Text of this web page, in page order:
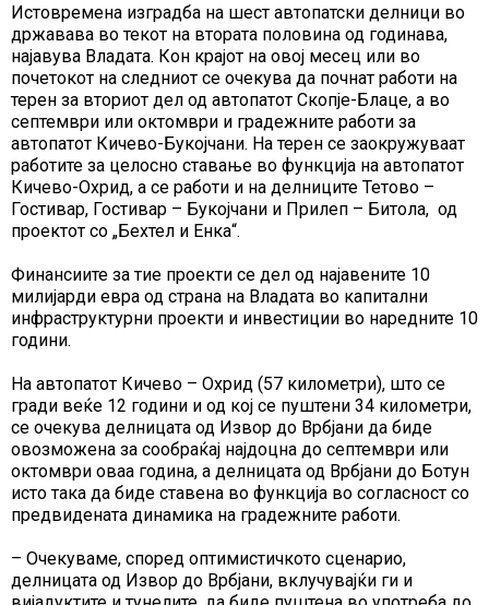
Истовремена изградба на шест автопатски делници во
државава во текот на втората половина од годинава,
најавува Владата. Кон крајот на овој месец или во
почетокот на следниот се очекува да почнат работи на
терен за вториот дел од автопатот Скопје-Блаце, а во
септември или октомври и градежните работи за
автопатот Кичево-Букојчани. На терен се заокружуваат
работите за целосно ставање во функција на автопатот
Кичево-Охрид, а се работи и на делниците Тетово –
Гостивар, Гостивар – Букојчани и Прилеп – Битола, од
проектот со „Бехтел и Енка“.
Финансиите за тие проекти се дел од најавените 10
милијарди евра од страна на Владата во капитални
инфраструктурни проекти и инвестиции во наредните 10
години.
На автопатот Кичево – Охрид (57 километри), што се
гради веќе 12 години и од кој се пуштени 34 километри,
се очекува делницата од Извор до Врбјани да биде
овозможена за сообраќај најдоцна до септември или
октомври оваа година, а делницата од Врбјани до Ботун
исто така да биде ставена во функција во согласност со
предвидената динамика на градежните работи.
– Очекуваме, според оптимистичкото сценарио,
делницата од Извор до Врбјани, вклучувајќи ги и